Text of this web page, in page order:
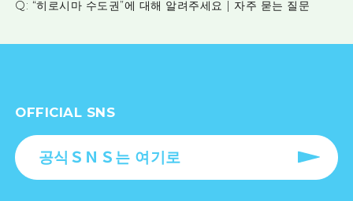
Q: “히로시마 수도권”에 대해 알려주세요 | 자주 묻는 질문
OFFICIAL SNS
공식ＳＮＳ는 여기로